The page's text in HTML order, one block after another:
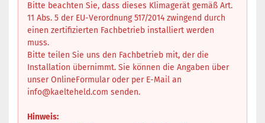
Bitte beachten Sie, dass dieses Klimagerät gemäß Art.
11 Abs. 5 der EU-Verordnung 517/2014 zwingend durch
einen zertifizierten Fachbetrieb installiert werden
muss.
Bitte teilen Sie uns den Fachbetrieb mit, der die
Installation übernimmt. Sie können die Angaben über
unser OnlineFormular oder per E-Mail an
info@kaelteheld.com senden.
Hinweis: